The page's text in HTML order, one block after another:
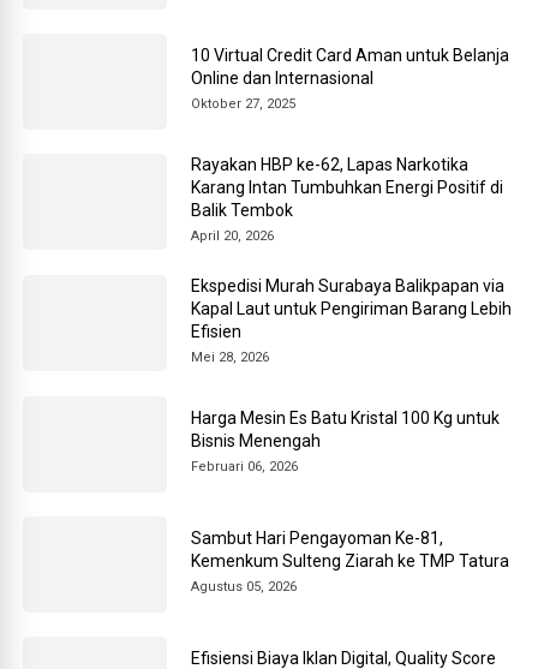
10 Virtual Credit Card Aman untuk Belanja
Online dan Internasional
Oktober 27, 2025
Rayakan HBP ke-62, Lapas Narkotika
Karang Intan Tumbuhkan Energi Positif di
Balik Tembok
April 20, 2026
Ekspedisi Murah Surabaya Balikpapan via
Kapal Laut untuk Pengiriman Barang Lebih
Efisien
Mei 28, 2026
Harga Mesin Es Batu Kristal 100 Kg untuk
Bisnis Menengah
Februari 06, 2026
Sambut Hari Pengayoman Ke-81,
Kemenkum Sulteng Ziarah ke TMP Tatura
Agustus 05, 2026
Efisiensi Biaya Iklan Digital, Quality Score